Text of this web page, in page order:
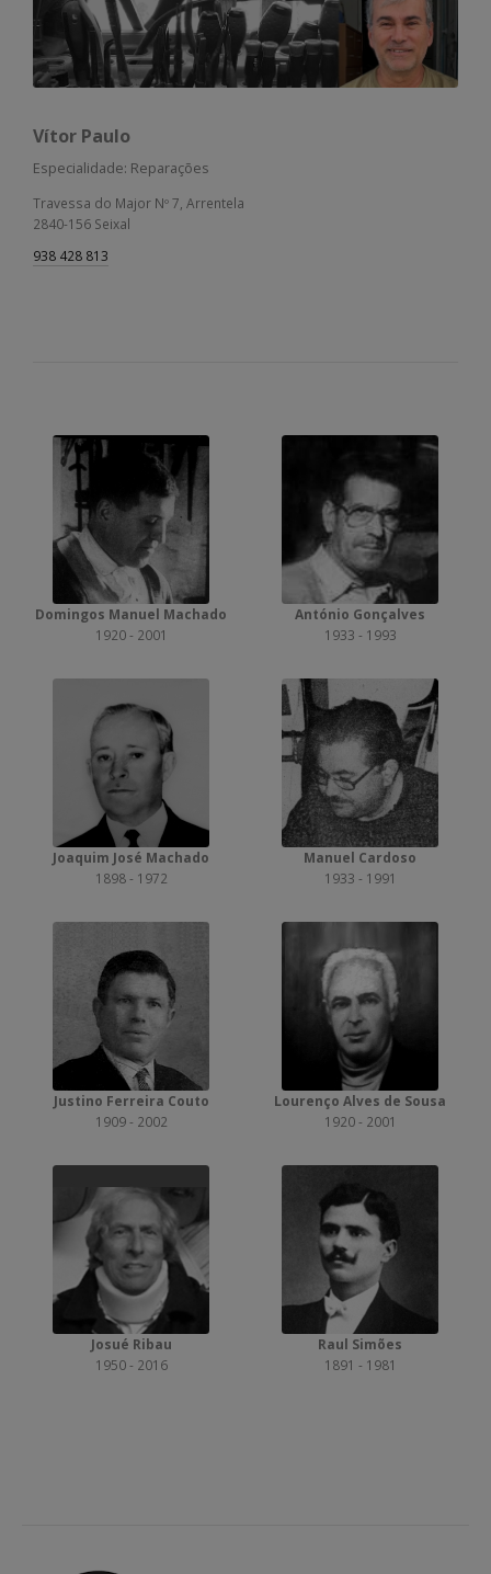
Vítor Paulo
Especialidade: Reparações
Travessa do Major Nº 7, Arrentela
2840-156 Seixal
938 428 813
Domingos Manuel Machado
1920 - 2001
António Gonçalves
1933 - 1993
Joaquim José Machado
1898 - 1972
Manuel Cardoso
1933 - 1991
Justino Ferreira Couto
1909 - 2002
Lourenço Alves de Sousa
1920 - 2001
Josué Ribau
1950 - 2016
Raul Simões
1891 - 1981